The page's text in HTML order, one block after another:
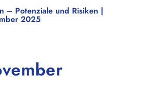
– Potenziale und Risiken |
2025